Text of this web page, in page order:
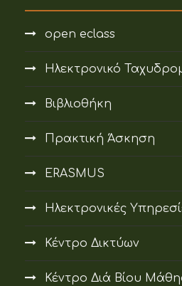
open eclass
Ηλεκτρονικό
Βιβλιοθήκη
Πρακτική Άσκηση
ERASMUS
Ηλεκτρονικές
Κέντρο Δικτύων
Κέντρο Διά Βίου